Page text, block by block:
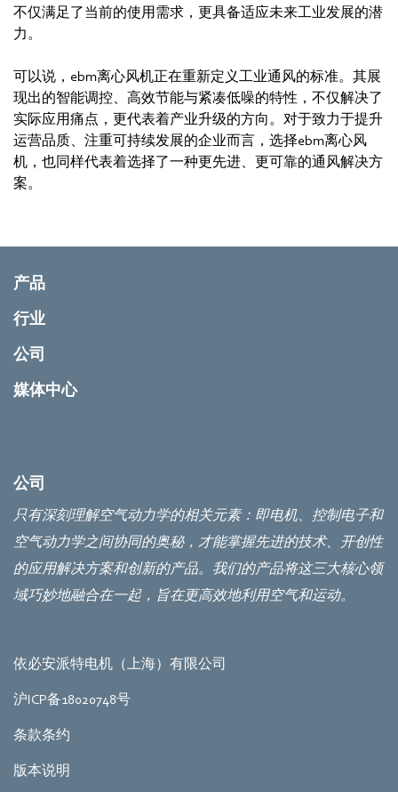
不仅满足了当前的使用需求，更具备适应未来工业发展的潜
力。
可以说，ebm离心风机正在重新定义工业通风的标准。其展
现出的智能调控、高效节能与紧凑低噪的特性，不仅解决了
实际应用痛点，更代表着产业升级的方向。对于致力于提升
运营品质、注重可持续发展的企业而言，选择ebm离心风
机，也同样代表着选择了一种更先进、更可靠的通风解决方
案。
产品
行业
公司
媒体中心
公司
只有深刻理解空气动力学的相关元素：即电机、控制电子和
空气动力学之间协同的奥秘，才能掌握先进的技术、开创性
的应用解决方案和创新的产品。我们的产品将这三大核心领
域巧妙地融合在一起，旨在更高效地利用空气和运动。
依必安派特电机（上海）有限公司
沪ICP备18020748号
条款条约
版本说明